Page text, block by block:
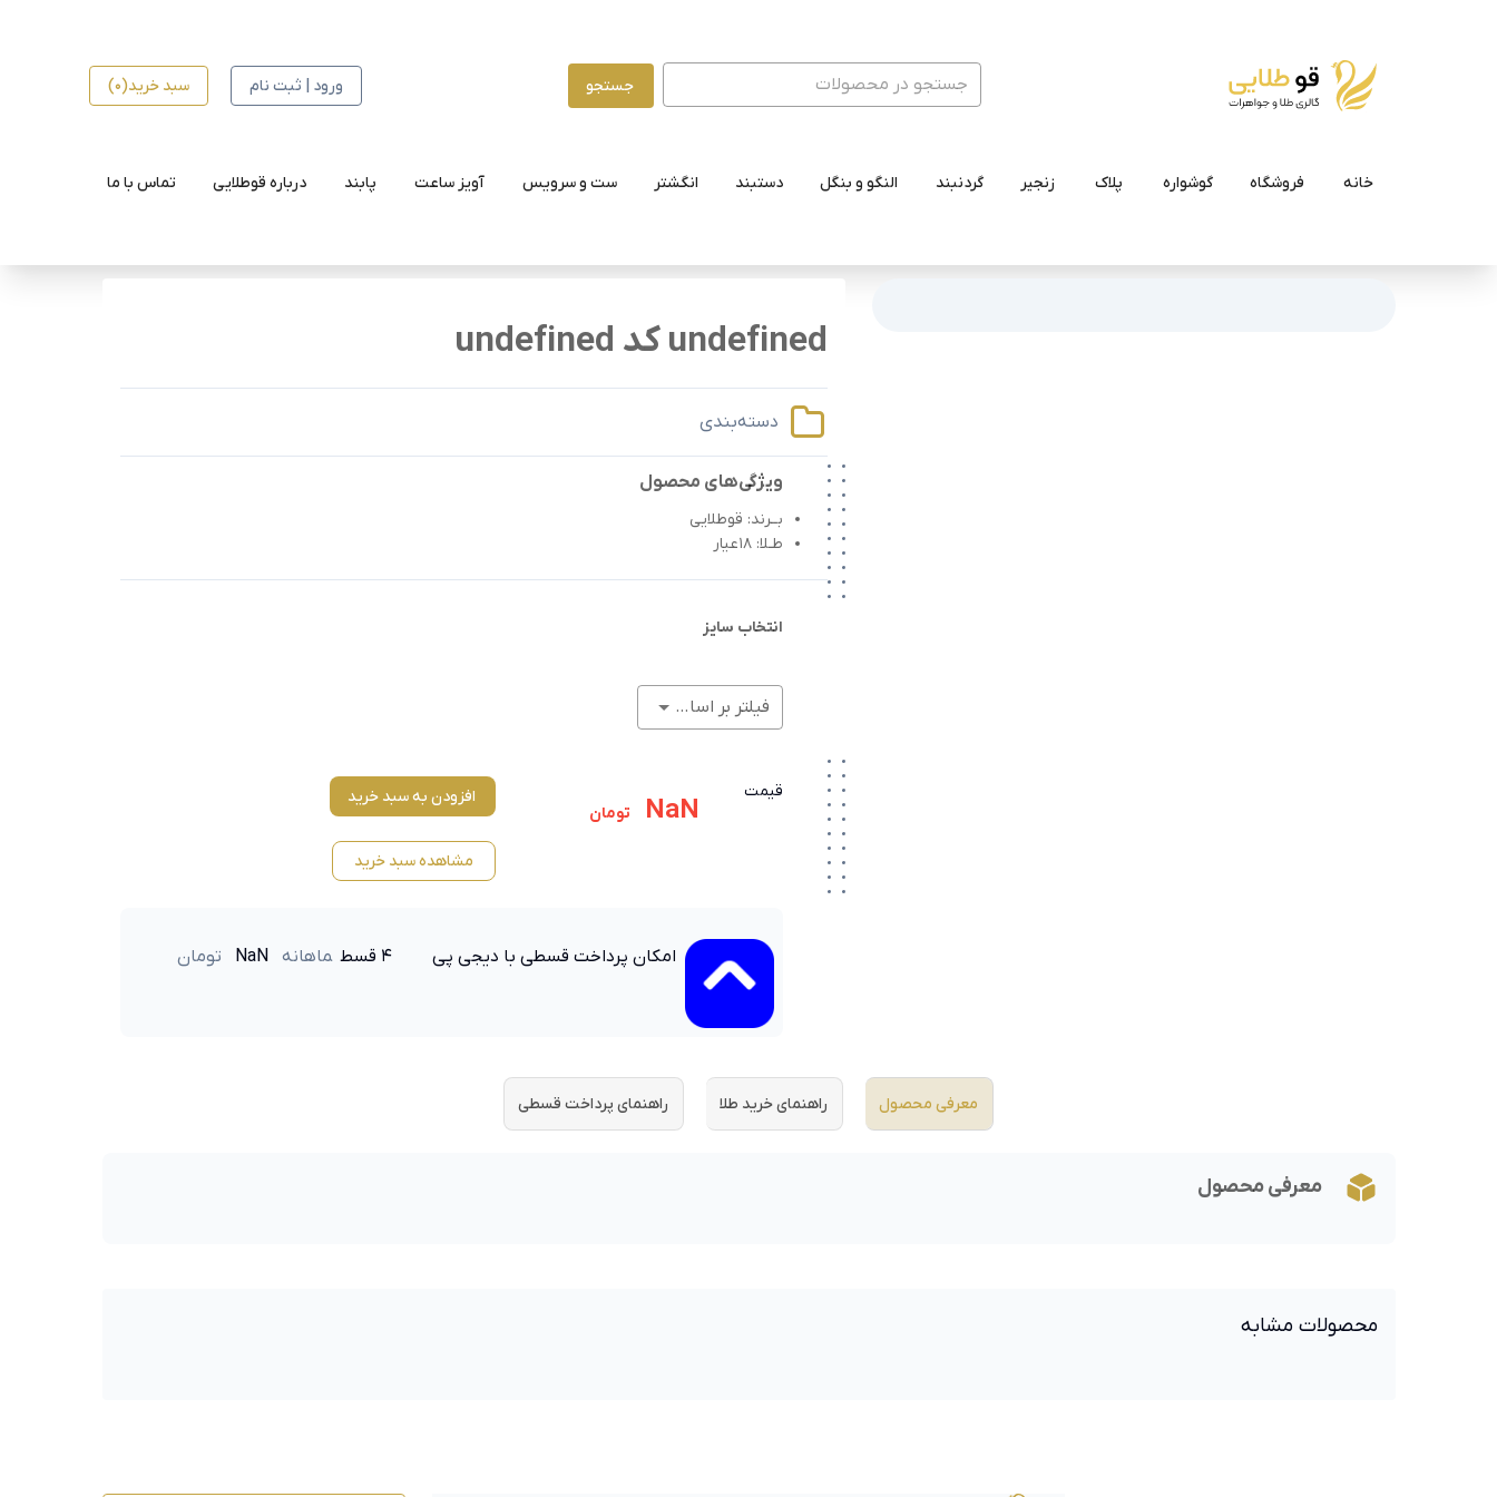
جستجو ورود | ثبت نام سبد خرید(0)
خانه فروشگاه گوشواره پلاک زنجیر گردنبند النگو و بنگل دستبند انگشتر ست و سرویس آویز ساعت پابند درباره قوطلایی تماس با ما
undefined کد undefined
دسته‌بندی
ویژگی‌های محصول
بــرند: قوطلایی
طـلا: 18عیار
انتخاب سایز
فیلتر بر اساس وزن (گرم)
قیمت
NaN تومان
افزودن به سبد خرید
مشاهده سبد خرید
امکان پرداخت قسطی با دیجی پی ۴ قسط ماهانه تومان
معرفی محصول راهنمای خرید طلا راهنمای پرداخت قسطی
معرفی محصول
محصولات مشابه